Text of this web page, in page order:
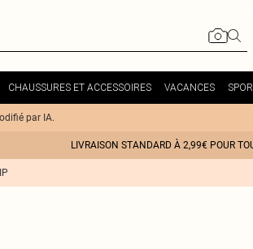
CHAUSSURES ET ACCESSOIRES VACANCES
par IA.
LIVRAISON STANDARD À 2,99€ POUR